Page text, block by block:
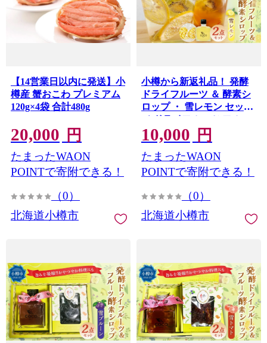
【14営業日以内に発送】小
樽産 蟹おこわ プレミアム
120g×4袋 合計480g
20,000 円
たまったWAON
POINTで寄附できる！
（0）
北海道小樽市
小樽から新返礼品！ 発酵
ドライフルーツ ＆ 酵素シ
ロップ ・ 雪レモン セット
／ ドライフルーツ フルー
ツ酵素シロップ 酵素 シロ
ップ 果物 果実 フルーツ レ
モン デトックスウォータ
ー 北海道 小樽市 冷蔵
10,000 円
たまったWAON
POINTで寄附できる！
（0）
北海道小樽市